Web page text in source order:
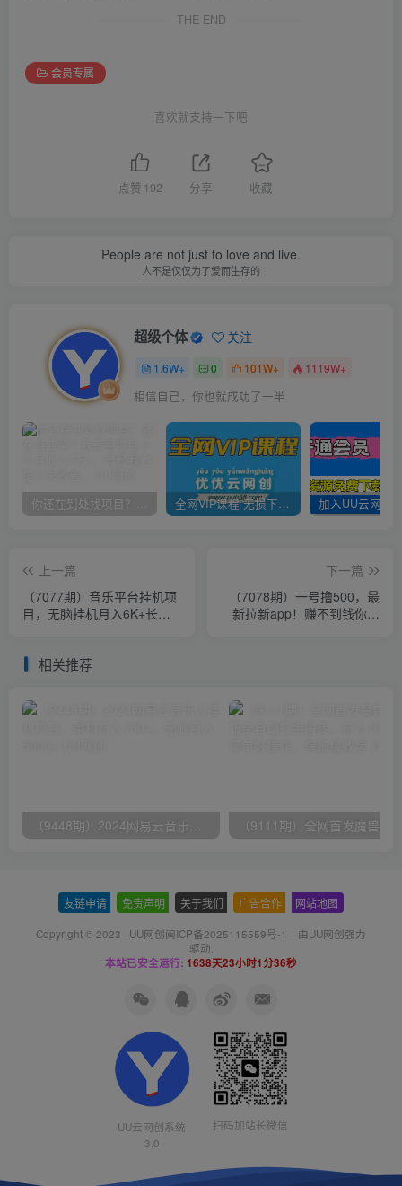
THE END
会员专属
喜欢就支持一下吧
点赞 192 分享 收藏
People are not just to love and live.
人不是仅仅为了爱而生存的
超级个体 关注
1.6W+ 0 101W+ 1119W+
相信自己，你也就成功了一半
你还在到处找项目？还在当韭菜？我靠卖项目一个月收入5万+，曾经我也是个失败者。 全网VIP课程 无损下载~
上一篇
（7077期）音乐平台挂机项
目，无脑挂机月入6K+长期
下一篇
（7078期）一号撸500，最
新拉新app！赚不到钱你来
相关推荐
友链申请 免责声明 关于我们 广告合作 网站地图
Copyright © 2023 · UU网创闽ICP备2025115559号-1 · 由UU网创强力
驱动.
本站已安全运行: 1638天23小时1分36秒
UU云网创系统
3.0
扫码加站长微信